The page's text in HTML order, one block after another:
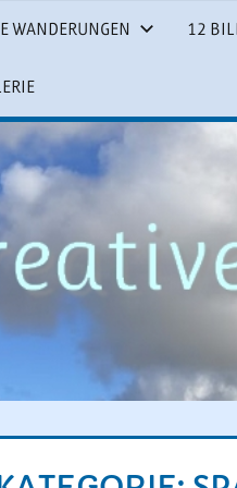
WANDERUNGEN 12